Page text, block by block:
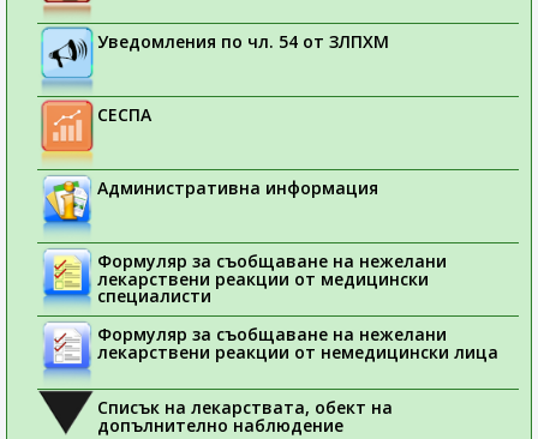
Уведомления по чл. 54 от ЗЛПХМ
СЕСПА
Административна информация
Формуляр за съобщаване на нежелани
лекарствени реакции от медицински
специалисти
Формуляр за съобщаване на нежелани
лекарствени реакции от немедицински лица
Списък на лекарствата, обект на
допълнително наблюдение